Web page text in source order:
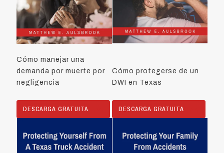
Cómo manejar una
demanda por muerte por
negligencia
DESCARGA GRATUITA
Cómo protegerse de un
DWI en Texas
DESCARGA GRATUITA